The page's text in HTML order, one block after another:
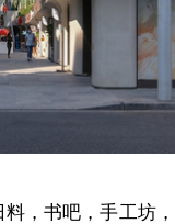
，书吧，手工坊